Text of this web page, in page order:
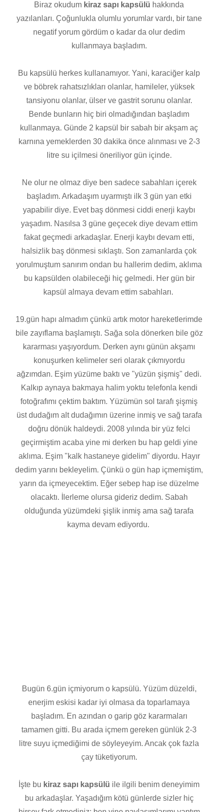
Biraz okudum kiraz sapı kapsülü hakkında
yazılanları. Çoğunlukla olumlu yorumlar vardı, bir tane
negatif yorum gördüm o kadar da olur dedim
kullanmaya başladım.
Bu kapsülü herkes kullanamıyor. Yani, karaciğer kalp
ve böbrek rahatsızlıkları olanlar, hamileler, yüksek
tansiyonu olanlar, ülser ve gastrit sorunu olanlar.
Bende bunların hiç biri olmadığından başladım
kullanmaya. Günde 2 kapsül bir sabah bir akşam aç
karnına yemeklerden 30 dakika önce alınması ve 2-3
litre su içilmesi öneriliyor gün içinde.
Ne olur ne olmaz diye ben sadece sabahları içerek
başladım. Arkadaşım uyarmıştı ilk 3 gün yan etki
yapabilir diye. Evet baş dönmesi ciddi enerji kaybı
yaşadım. Nasılsa 3 güne geçecek diye devam ettim
fakat geçmedi arkadaşlar. Enerji kaybı devam etti,
halsizlik baş dönmesi sıklaştı. Son zamanlarda çok
yorulmuştum sanırım ondan bu hallerim dedim, aklıma
bu kapsülden olabileceği hiç gelmedi. Her gün bir
kapsül almaya devam ettim sabahları.
19.gün hapı almadım çünkü artık motor hareketlerimde
bile zayıflama başlamıştı. Sağa sola dönerken bile göz
kararması yaşıyordum. Derken aynı günün akşamı
konuşurken kelimeler seri olarak çıkmıyordu
ağzımdan. Eşim yüzüme baktı ve "yüzün şişmiş" dedi.
Kalkıp aynaya bakmaya halim yoktu telefonla kendi
fotoğrafımı çektim baktım. Yüzümün sol tarafı şişmiş
üst dudağım alt dudağımın üzerine inmiş ve sağ tarafa
doğru dönük haldeydi. 2008 yılında bir yüz felci
geçirmiştim acaba yine mi derken bu hap geldi yine
aklıma. Eşim "kalk hastaneye gidelim" diyordu. Hayır
dedim yarını bekleyelim. Çünkü o gün hap içmemiştim,
yarın da içmeyecektim. Eğer sebep hap ise düzelme
olacaktı. İlerleme olursa gideriz dedim. Sabah
olduğunda yüzümdeki şişlik inmiş ama sağ tarafa
kayma devam ediyordu.
Bugün 6.gün içmiyorum o kapsülü. Yüzüm düzeldi,
enerjim eskisi kadar iyi olmasa da toparlamaya
başladım. En azından o garip göz kararmaları
tamamen gitti. Bu arada içmem gereken günlük 2-3
litre suyu içmediğimi de söyleyeyim. Ancak çok fazla
çay tüketiyorum.
İşte bu kiraz sapı kapsülü ile ilgili benim deneyimim
bu arkadaşlar. Yaşadığım kötü günlerde sizler hiç